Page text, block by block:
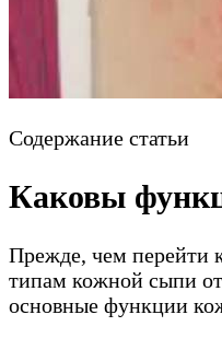
Содержание статьи
Каковы
Прежде, чем перейти
типам кожной сыпи
основные функции